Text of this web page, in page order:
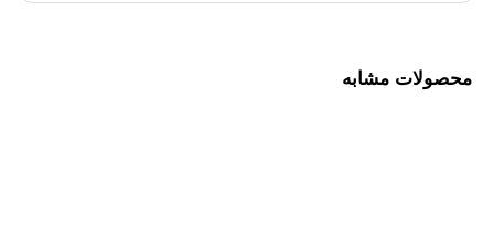
محصولات مشابه